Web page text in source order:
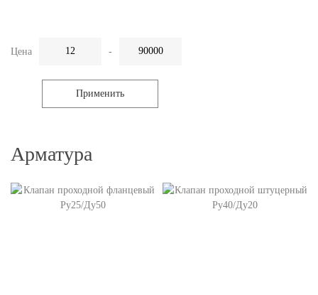
Цена -
Применить
Арматура